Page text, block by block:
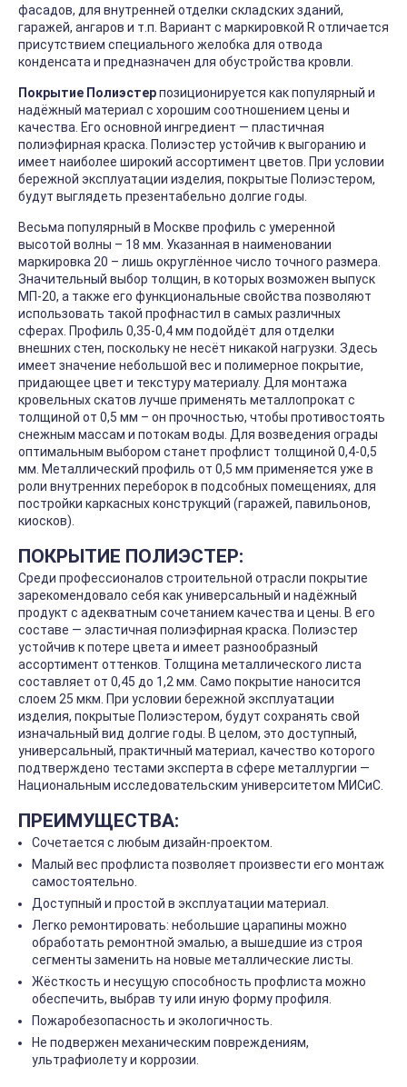
фасадов, для внутренней отделки складских зданий,
гаражей, ангаров и т.п. Вариант с маркировкой R отличается
присутствием специального желобка для отвода
конденсата и предназначен для обустройства кровли.
Покрытие Полиэстерпозиционируется как популярный и
надёжный материал с хорошим соотношением цены и
качества. Его основной ингредиент — пластичная
полиэфирная краска. Полиэстер устойчив к выгоранию и
имеет наиболее широкий ассортимент цветов. При условии
бережной эксплуатации изделия, покрытые Полиэстером,
будут выглядеть презентабельно долгие годы.
Весьма популярный в Москве профиль с умеренной
высотой волны – 18 мм. Указанная в наименовании
маркировка 20 – лишь округлённое число точного размера.
Значительный выбор толщин, в которых возможен выпуск
МП-20, а также его функциональные свойства позволяют
использовать такой профнастил в самых различных
сферах. Профиль 0,35-0,4 мм подойдёт для отделки
внешних стен, поскольку не несёт никакой нагрузки. Здесь
имеет значение небольшой вес и полимерное покрытие,
придающее цвет и текстуру материалу. Для монтажа
кровельных скатов лучше применять металлопрокат с
толщиной от 0,5 мм – он прочностью, чтобы противостоять
снежным массам и потокам воды. Для возведения ограды
оптимальным выбором станет профлист толщиной 0,4-0,5
мм. Металлический профиль от 0,5 мм применяется уже в
роли внутренних переборок в подсобных помещениях, для
постройки каркасных конструкций (гаражей, павильонов,
киосков).
ПОКРЫТИЕ ПОЛИЭСТЕР:
Среди профессионалов строительной отрасли покрытие
зарекомендовало себя как универсальный и надёжный
продукт с адекватным сочетанием качества и цены. В его
составе — эластичная полиэфирная краска. Полиэстер
устойчив к потере цвета и имеет разнообразный
ассортимент оттенков. Толщина металлического листа
составляет от 0,45 до 1,2 мм. Само покрытие наносится
слоем 25 мкм. При условии бережной эксплуатации
изделия, покрытые Полиэстером, будут сохранять свой
изначальный вид долгие годы. В целом, это доступный,
универсальный, практичный материал, качество которого
подтверждено тестами эксперта в сфере металлургии —
Национальным исследовательским университетом МИСиС.
ПРЕИМУЩЕСТВА:
Сочетается с любым дизайн-проектом.
Малый вес профлиста позволяет произвести его монтаж
самостоятельно.
Доступный и простой в эксплуатации материал.
Легко ремонтировать: небольшие царапины можно
обработать ремонтной эмалью, а вышедшие из строя
сегменты заменить на новые металлические листы.
Жёсткость и несущую способность профлиста можно
обеспечить, выбрав ту или иную форму профиля.
Пожаробезопасность и экологичность.
Не подвержен механическим повреждениям,
ультрафиолету и коррозии.